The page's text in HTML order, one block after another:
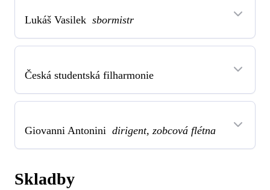
Lukáš Vasilek sbormistr
Česká studentská filharmonie
Giovanni Antonini dirigent, zobcová flétna
Skladby